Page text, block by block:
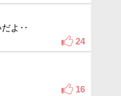
だよ‥
24
16